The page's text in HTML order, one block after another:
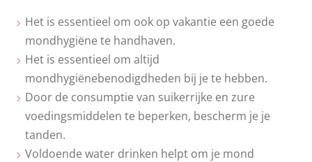
Het is essentieel om ook op vakantie een goede
mondhygiëne te handhaven.
Het is essentieel om altijd
mondhygiënebenodigdheden bij je te hebben.
Door de consumptie van suikerrijke en zure
voedingsmiddelen te beperken, bescherm je je
tanden.
Voldoende water drinken helpt om je mond